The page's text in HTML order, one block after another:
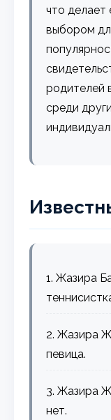
что делает
выбором
родителей
среди
1. Жазира
2. Жазира
певица.
3. Жазира
нет.